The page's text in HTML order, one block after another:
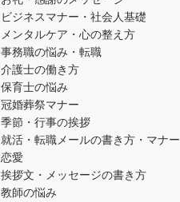
ビジネスマナー・社会人基礎
メンタルケア・心の整え方
事務職の悩み・転職
介護士の働き方
保育士の悩み
冠婚葬祭マナー
季節・行事の挨拶
就活・転職メールの書き方・マナー
恋愛
挨拶文・メッセージの書き方
教師の悩み